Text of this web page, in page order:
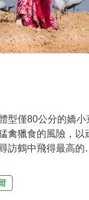
型僅80公分的嬌小
禽獵食的風險，以
訪鶴中飛得最高的
村內僅有數十隻蓑
歸來，夫妻倆善盡